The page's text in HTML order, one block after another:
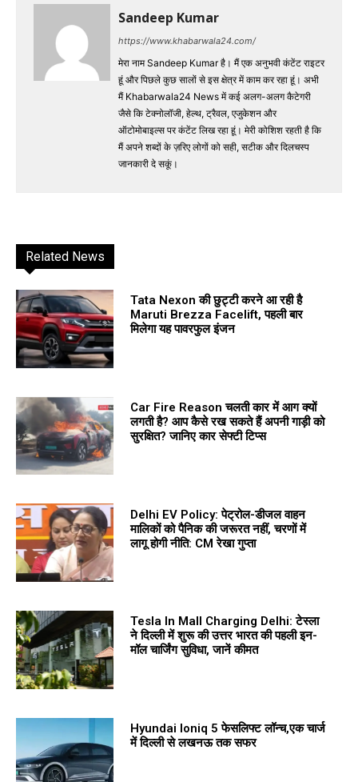
Sandeep Kumar
https://www.khabarwala24.com/
मेरा नाम Sandeep Kumar है। मैं एक अनुभवी कंटेंट राइटर
हूं और पिछले कुछ सालों से इस क्षेत्र में काम कर रहा हूं। अभी
मैं Khabarwala24 News में कई अलग-अलग कैटेगरी
जैसे कि टेक्नोलॉजी, हेल्थ, ट्रैवल, एजुकेशन और
ऑटोमोबाइल्स पर कंटेंट लिख रहा हूं। मेरी कोशिश रहती है कि
मैं अपने शब्दों के ज़रिए लोगों को सही, सटीक और दिलचस्प
जानकारी दे सकूं।
Related News
Tata Nexon की छुट्टी करने आ रही है
Maruti Brezza Facelift, पहली बार
मिलेगा यह पावरफुल इंजन
Car Fire Reason चलती कार में आग क्यों
लगती है? आप कैसे रख सकते हैं अपनी गाड़ी को
सुरक्षित? जानिए कार सेफ्टी टिप्स
Delhi EV Policy: पेट्रोल-डीजल वाहन
मालिकों को पैनिक की जरूरत नहीं, चरणों में
लागू होगी नीति: CM रेखा गुप्ता
Tesla In Mall Charging Delhi: टेस्ला
ने दिल्ली में शुरू की उत्तर भारत की पहली इन-
मॉल चार्जिंग सुविधा, जानें कीमत
Hyundai Ioniq 5 फेसलिफ्ट लॉन्च,एक चार्ज
में दिल्ली से लखनऊ तक सफर